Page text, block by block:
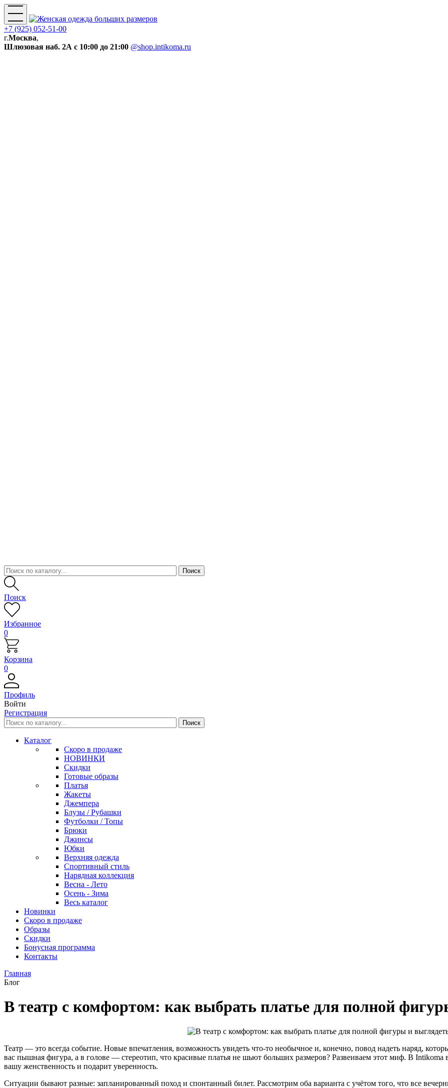
+7 (925) 052-51-00
г.Москва,
Шлюзовая наб. 2А с 10:00 до 21:00 @shop.intikoma.ru
Поиск
Избранное
0
Корзина
0
Профиль
Войти
Регистрация
Каталог
Скоро в продаже
НОВИНКИ
Скидки
Готовые образы
Платья
Жакеты
Джемпера
Блузы / Рубашки
Футболки / Топы
Брюки
Джинсы
Юбки
Верхняя одежда
Спортивный стиль
Нарядная коллекция
Весна - Лето
Осень - Зима
Весь каталог
Новинки
Скоро в продаже
Образы
Скидки
Бонусная программа
Контакты
Главная
Блог
В театр с комфортом: как выбрать платье для полной
Театр — это всегда событие. Новые впечатления, возможность увидеть что-то необычное и, конечно, повод надеть наряд,
вас пышная фигура, а в голове — стереотип, что красивые платья не шьют больших размеров? Развеиваем этот миф. В Intikoma
вашу женственность и подарит уверенность.
Ситуации бывают разные: запланированный поход и спонтанный билет. Рассмотрим оба варианта с учётом того, что все